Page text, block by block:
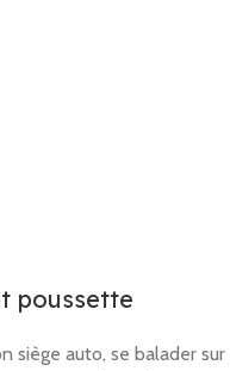
poussette
siège auto, se balader sur